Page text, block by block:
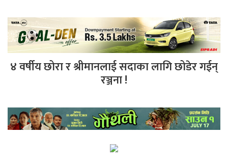
४ वर्षीय छोरा र श्रीमानलाई सदाका लागि छोडेर गईन्
रञ्जना !